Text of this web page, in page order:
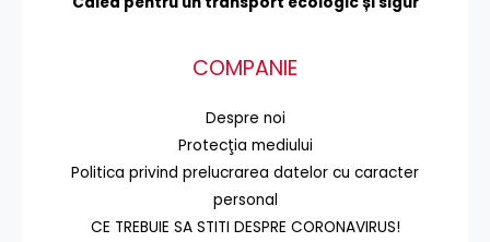
COMPANIE
Despre noi
Protecţia mediului
Politica privind prelucrarea datelor cu caracter
personal
CE TREBUIE SA STITI DESPRE CORONAVIRUS!